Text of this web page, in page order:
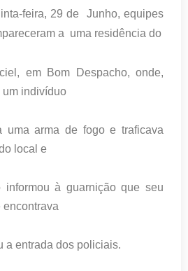
feira, 29 de Junho, equipes
a uma residência do
em Bom Despacho, onde,
indivíduo
uma arma de fogo e traficava
local e
informou à guarnição que seu
encontrava
a entrada dos policiais.